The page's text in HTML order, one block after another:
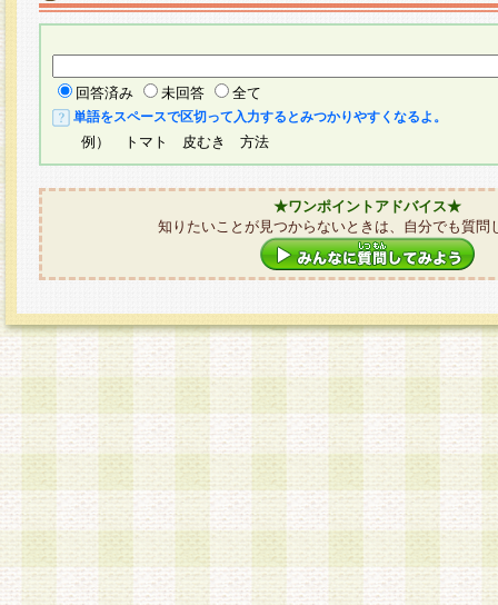
回答済み 未回答 全て
単語をスペースで区切って入力するとみつかりやすくなるよ。
例） トマト 皮むき 方法
★ワンポイントアドバイス★
知りたいことが見つからないときは、自分でも質問